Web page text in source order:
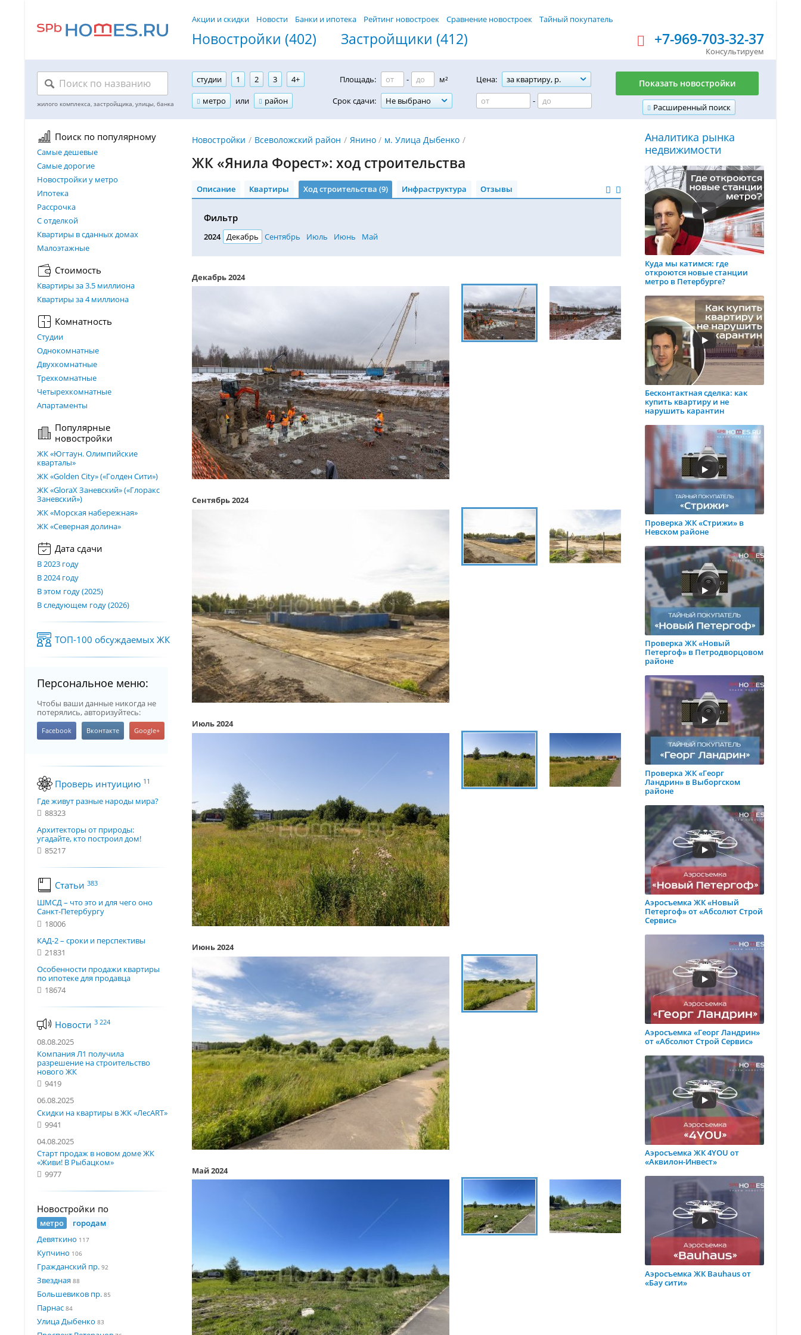
Акции и скидки Новости Банки и ипотека Рейтинг новостроек Сравнение новостроек Тайный покупатель
Новостройки (402) Застройщики (412) +7-969-703-32-37
Консультируем
студии 1 2 3
4+
метро
или район
Площадь: -
м²
Срок сдачи:
Не выбрано
Цена:
за квартиру, р.
-
Расширенный поиск
Показать новостройки
Поиск по популярному
Самые дешевые
Самые дорогие
Новостройки у метро
Ипотека
Рассрочка
С отделкой
Квартиры в сданных домах
Малоэтажные
Стоимость
Квартиры за 3.5 миллиона
Квартиры за 4 миллиона
Комнатность
Студии
Однокомнатные
Двухкомнатные
Трехкомнатные
Четырехкомнатные
Апартаменты
Популярные
новостройки
ЖК «Югтаун. Олимпийские
кварталы»
ЖК «Golden City» («Голден Сити»)
ЖК «GloraX Заневский»​ («Глоракс
Заневский»)
ЖК «Морская набережная»
ЖК «Северная долина»
Дата сдачи
В 2023 году
В 2024 году
В этом году (2025)
В следующем году (2026)
ТОП-100 обсуждаемых ЖК
Персональное меню:
Чтобы ваши данные никогда не
потерялись, авторизуйтесь:
Проверь интуицию 11
Где живут разные народы мира?
88323
Архитекторы от природы:
угадайте, кто построил дом!
85217
Статьи 383
ШМСД – что это и для чего оно
Санкт-Петербургу
18006
КАД-2 – сроки и перспективы
21831
Особенности продажи квартиры
по ипотеке для продавца
18674
Новости 3 224
08.08.2025
Компания Л1 получила
разрешение на строительство
нового ЖК
9419
06.08.2025
Скидки на квартиры в ЖК «ЛесART»
9941
04.08.2025
Старт продаж в новом доме ЖК
«Живи! В Рыбацком»
9977
Новостройки по
метро
городам
Девяткино 117
Купчино 106
Гражданский пр. 92
Звездная 88
Большевиков пр. 85
Парнас 84
Улица Дыбенко 83
Новостройки Всеволожский район Янино м. Улица Дыбенко
ЖК «Янила Форест»: ход строительства
Описание Квартиры Ход строительства (9) Инфраструктура Отзывы
Фильтр
2024 Декабрь Сентябрь Июль Июнь Май
Декабрь 2024
Сентябрь 2024
Июль 2024
Июнь 2024
Май 2024
Аналитика рынка
недвижимости
Куда мы катимся: где
откроются новые станции
метро в Петербурге?
Бесконтактная сделка: как
купить квартиру и не
нарушить карантин
Проверка ЖК «Стрижи» в
Невском районе
Проверка ЖК «Новый
Петергоф» в Петродворцовом
районе
Проверка ЖК «Георг
Ландрин» в Выборгском
районе
Аэросъемка ЖК «Новый
Петергоф» от «Абсолют Строй
Сервис»
Аэросъемка «Георг Ландрин»
от «Абсолют Строй Сервис»
Аэросъемка ЖК 4YOU от
«Аквилон-Инвест»
Аэросъемка ЖК Bauhaus от
«Бау сити»